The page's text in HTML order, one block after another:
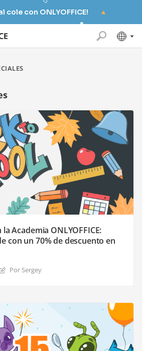
cole con ONLYOFFICE!
Academia ONLYOFFICE:
con un 70% de descuento en
Por Sergey